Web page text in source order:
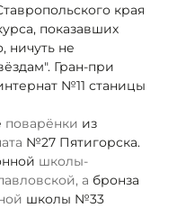
края
показавших
ничуть не
Гран-при
№11 станицы
поварёнки из
№27 Пятигорска.
школы-
, а бронза
школы №33